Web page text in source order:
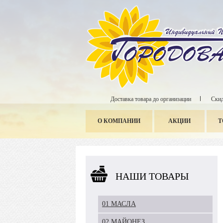
Доставка товара до организации
О КОМПАНИИ АКЦИИ
НАШИ ТОВАРЫ
01 МАСЛА